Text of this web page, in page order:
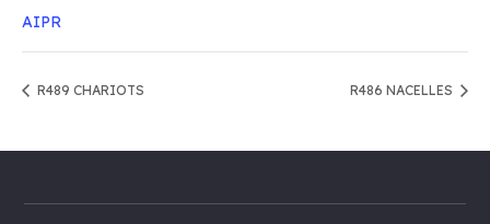
AIPR
R489 CHARIOTS R486 NACELLES